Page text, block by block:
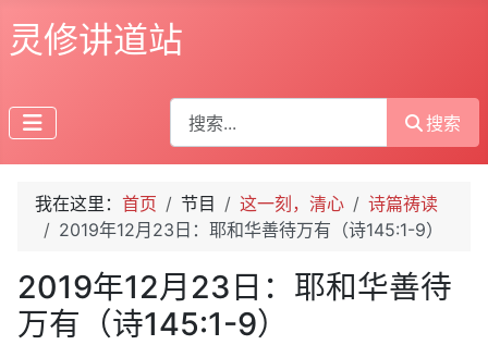
灵修讲道站
搜索
搜索
我在这里： 首页 节目 这一刻，清心
诗篇祷读
2019年12月23日：耶和华善待万有（诗145:1-9）
2019年12月23日：耶和华善待
万有（诗145:1-9）